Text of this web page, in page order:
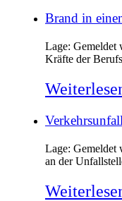
Brand in
Lage: Gemeldet
Kräfte der
Lage: Gemeldet
an der